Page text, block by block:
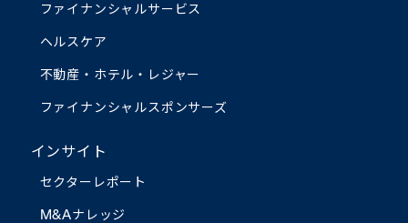
ファイナンシャルサービス
ヘルスケア
不動産・ホテル・レジャー
ファイナンシャルスポンサーズ
インサイト
セクターレポート
M&Aナレッジ